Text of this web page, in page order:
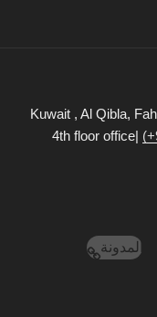
Kuwait , Al Qibla,
4th floor office|
المدونة